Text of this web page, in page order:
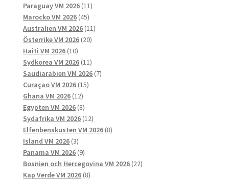
produkter
Paraguay VM 2026 1111
Marocko VM 2026 4545
produkter
Australien VM 2026 1111
Österrike VM 2026 2020
Haiti VM 2026 1010
produkter
Sydkorea VM 2026 1111
produkter
Saudiarabien VM 2026 77
Curaçao VM 2026 1515
Ghana VM 2026 1212
produkter
Egypten VM 2026 88
produkter
Sydafrika VM 2026 1212
produkter
Elfenbenskusten VM 2026 88
Island VM 2026 33
produkter
Panama VM 2026 99
produkter
Bosnien och Hercegovina VM 2026 2222
Kap Verde VM 2026 88